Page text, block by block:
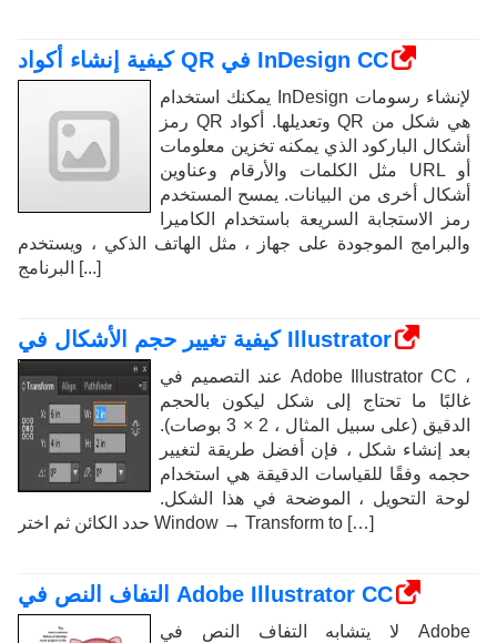
كيفية إنشاء أكواد QR في InDesign CC
يمكنك استخدام InDesign لإنشاء رسومات
رمز QR وتعديلها. أكواد QR هي شكل من
أشكال الباركود الذي يمكنه تخزين معلومات
مثل الكلمات والأرقام وعناوين URL أو
أشكال أخرى من البيانات. يمسح المستخدم
رمز الاستجابة السريعة باستخدام الكاميرا
والبرامج الموجودة على جهاز ، مثل الهاتف الذكي ، ويستخدم
البرنامج [...]
كيفية تغيير حجم الأشكال في Illustrator
عند التصميم في Adobe Illustrator CC ،
غالبًا ما تحتاج إلى شكل ليكون بالحجم
الدقيق (على سبيل المثال ، 2 × 3 بوصات).
بعد إنشاء شكل ، فإن أفضل طريقة لتغيير
حجمه وفقًا للقياسات الدقيقة هي استخدام
لوحة التحويل ، الموضحة في هذا الشكل.
حدد الكائن ثم اختر Window → Transform to […]
التفاف النص في Adobe Illustrator CC
لا يتشابه التفاف النص في Adobe